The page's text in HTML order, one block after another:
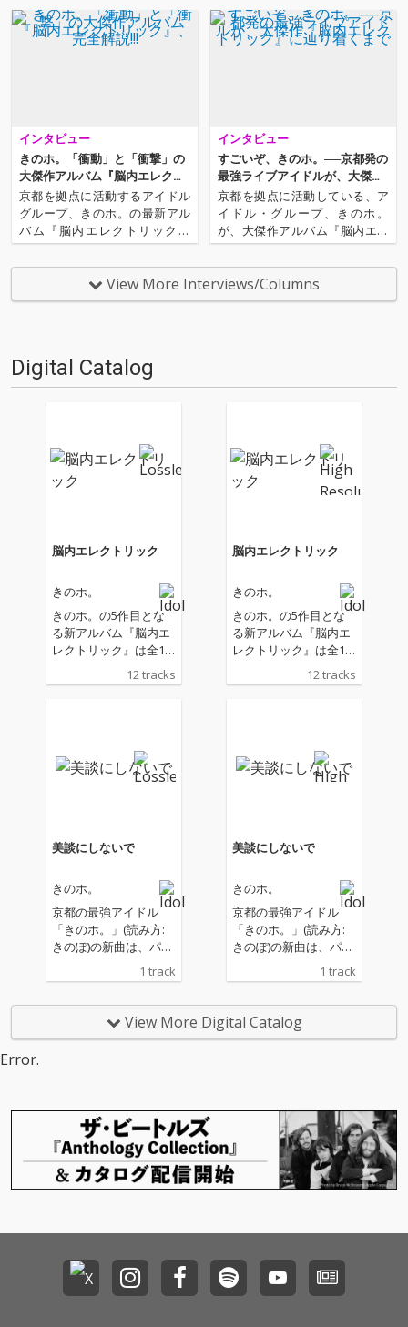
インタビュー
きのホ。「衝動」と「衝撃」の
大傑作アルバム『脳内エレクト
リック』、完全解説!!!
京都を拠点に活動するアイドル
グループ、きのホ。の最新アル
バム『脳内エレクトリック』
が、大きな反響を呼んでいる。
多彩な音楽的要素を取り込みな
がらも、きのホ。らしさが詰ま
ったサウンドが多くの人を魅了
インタビュー
すごいぞ、きのホ。──京都発の
最強ライブアイドルが、大傑作
『脳内エレクトリック』に辿り
着くまで
京都を拠点に活動している、ア
イドル・グループ、きのホ。
が、大傑作アルバム『脳内エレ
クトリック』をリリースした。
アイドル史に名盤として後世に
語り継がれるであろう今作にた
どり着くまでに、果たしてどん
View More Interviews/Columns
Digital Catalog
脳内エレクトリック
きのホ。
きのホ。の5作目とな
る新アルバム『脳内エ
レクトリック』は全12
曲収録。 配信限定でリ
リースされていた「秋
で」の5曲に加え、新
曲7曲を収録した過去
ッチコピー通り、全曲
が強い意志を持った、
れでも美しい “令和の
アイドル・ロックの一
つの完成系” とも言え
る注目作だ。
12 tracks
脳内エレクトリック
きのホ。
きのホ。の5作目とな
る新アルバム『脳内エ
レクトリック』は全12
曲収録。 配信限定でリ
リースされていた「秋
で」の5曲に加え、新
曲7曲を収録した過去
ッチコピー通り、全曲
が強い意志を持った、
れでも美しい “令和の
アイドル・ロックの一
つの完成系” とも言え
る注目作だ。
12 tracks
美談にしないで
きのホ。
京都の最強アイドル
「きのホ。」(読み方:
きのぽ)の新曲は、パン
ク調のスカンクビート
を基調としたドラム
取り入れた快速のリフ
が特徴の疾走感あふれ
上がること請け合い！
必聴ですポォォォォォ
ォ！
1 track
美談にしないで
きのホ。
京都の最強アイドル
「きのホ。」(読み方:
きのぽ)の新曲は、パン
ク調のスカンクビート
を基調としたドラム
取り入れた快速のリフ
が特徴の疾走感あふれ
上がること請け合い！
必聴ですポォォォォォ
ォ！
1 track
View More Digital Catalog
Error.